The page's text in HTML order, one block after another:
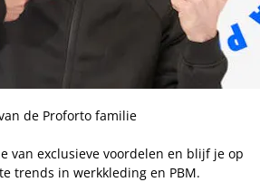
de Proforto familie
van exclusieve voordelen en blijf je op
trends in werkkleding en PBM.